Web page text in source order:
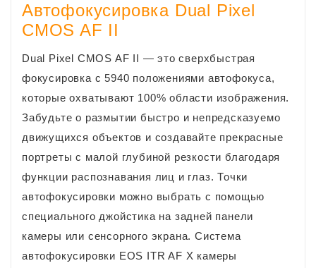
Автофокусировка Dual Pixel
CMOS AF II
Dual Pixel CMOS AF II — это сверхбыстрая
фокусировка с 5940 положениями автофокуса,
которые охватывают 100% области изображения.
Забудьте о размытии быстро и непредсказуемо
движущихся объектов и создавайте прекрасные
портреты с малой глубиной резкости благодаря
функции распознавания лиц и глаз. Точки
автофокусировки можно выбрать с помощью
специального джойстика на задней панели
камеры или сенсорного экрана. Система
автофокусировки EOS ITR AF X камеры